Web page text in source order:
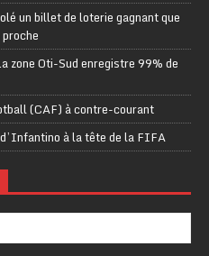
un billet de loterie gagnant que
zone Oti-Sud enregistre 99% de
(CAF) à contre-courant
à la tête de la FIFA